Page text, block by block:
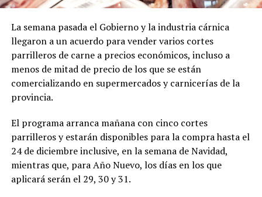
La semana pasada el Gobierno y la industria cárnica
llegaron a un acuerdo para vender varios cortes
parrilleros de carne a precios económicos, incluso a
menos de mitad de precio de los que se están
comercializando en supermercados y carnicerías de la
provincia.
El programa arranca mañana con cinco cortes
parrilleros y estarán disponibles para la compra hasta el
24 de diciembre inclusive, en la semana de Navidad,
mientras que, para Año Nuevo, los días en los que
aplicará serán el 29, 30 y 31.